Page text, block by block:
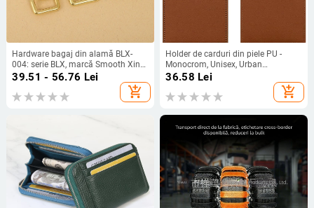
Hardware bagaj din alamă BLX-
004: serie BLX, marcă Smooth Xing,
dog buckle, cârlig lanț pătrat,
lobster clasp, accesorii din piele
lucrate manual pentru bagaje
39.51 - 56.76 Lei
add_shopping_cart
Holder de carduri din piele PU -
Monocrom, Unisex, Urban
Simplicity, Vara 2025
36.58 Lei
add_shopping_cart